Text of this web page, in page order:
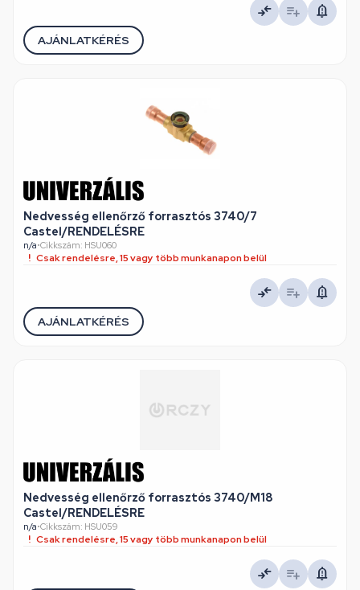
AJÁNLATKÉRÉS
Nedvesség ellenőrző forrasztós 3740/7
Castel/RENDELÉSRE
n/a•Cikkszám: HSU060
Csak rendelésre, 15 vagy több munkanapon belül
AJÁNLATKÉRÉS
Nedvesség ellenőrző forrasztós 3740/M18
Castel/RENDELÉSRE
n/a•Cikkszám: HSU059
Csak rendelésre, 15 vagy több munkanapon belül